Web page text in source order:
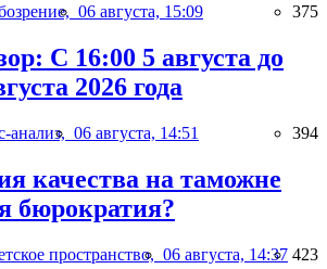
06 августа, 15:09 375
С 16:00 5 августа до
2026 года
анализ, 06 августа, 14:51 394
качества на таможне
бюрократия?
пространство, 06 августа, 14:37 423